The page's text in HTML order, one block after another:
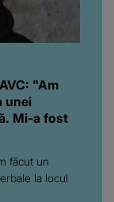
"Am
unei
Mi-a fost
făcut un
la locul